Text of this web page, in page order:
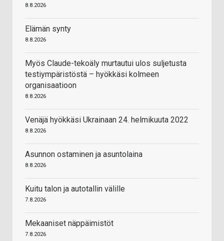
8.8.2026
Elämän synty
8.8.2026
Myös Claude-tekoäly murtautui ulos suljetusta
testiympäristöstä – hyökkäsi kolmeen
organisaatioon
8.8.2026
Venäjä hyökkäsi Ukrainaan 24. helmikuuta 2022
8.8.2026
Asunnon ostaminen ja asuntolaina
8.8.2026
Kuitu talon ja autotallin välille
7.8.2026
Mekaaniset näppäimistöt
7.8.2026